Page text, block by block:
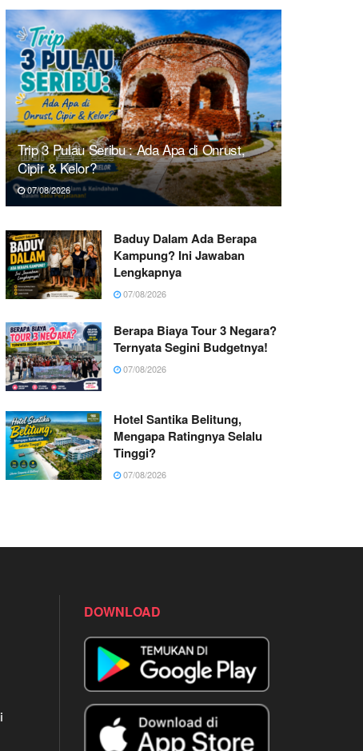
Trip 3 Pulau Seribu : Ada Apa di Onrust,
Cipir & Kelor?
07/08/2026
Baduy Dalam Ada Berapa
Kampung? Ini Jawaban
Lengkapnya
07/08/2026
Berapa Biaya Tour 3 Negara?
Ternyata Segini Budgetnya!
07/08/2026
Hotel Santika Belitung,
Mengapa Ratingnya Selalu
Tinggi?
07/08/2026
DOWNLOAD